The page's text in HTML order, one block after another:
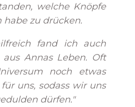
welche Knöpfe
habe zu drücken.
fand ich auch
aus Annas Leben. Oft
noch etwas
uns, sodass wir uns
dürfen."